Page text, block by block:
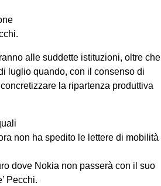
alle suddette istituzioni, oltre che
luglio quando, con il consenso di
la ripartenza produttiva
non ha spedito le lettere di mobilità
dove Nokia non passerà con il suo
Pecchi.